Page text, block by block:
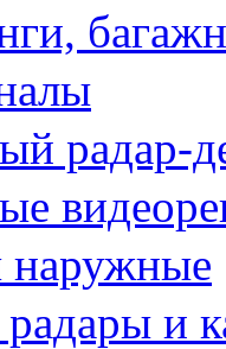
радар-
наружные
и